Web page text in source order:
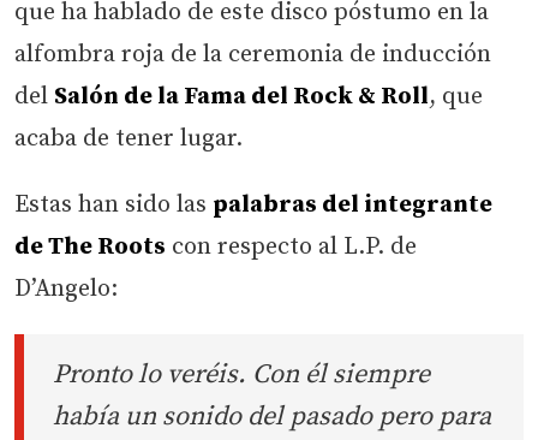
que ha hablado de este disco póstumo en la
alfombra roja de la ceremonia de inducción
del Salón de la Fama del Rock & Roll, que
acaba de tener lugar.
Estas han sido las palabras del integrante
de The Roots con respecto al L.P. de
D’Angelo:
Pronto lo veréis. Con él siempre
había un sonido del pasado pero para